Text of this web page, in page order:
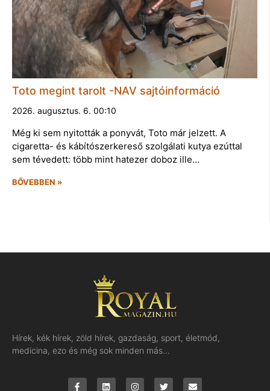
Toto megint tarolt -NAV sajtóinformáció
2026. augusztus. 6. 00:10
Még ki sem nyitották a ponyvát, Toto már jelzett. A
cigaretta- és kábítószerkereső szolgálati kutya ezúttal
sem tévedett: több mint hatezer doboz ille…
BŐVEBBEN »
Hírek, kék hírek, zöld hírek, gazdaság, sport, életmód,
medicina, ezo és még sok minden más…